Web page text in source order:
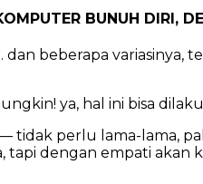
BUNUH DIRI,
beberapa variasinya,
ya, hal ini bisa
tidak perlu lama-lama,
dengan empati akan